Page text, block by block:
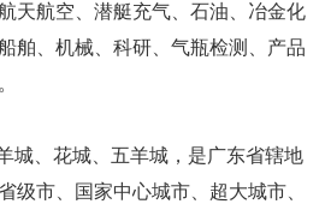
天航空、潜艇充气、石油、冶金化
舶、机械、科研、气瓶检测、产品
城、花城、五羊城，是广东省辖地
级市、国家中心城市、超大城市、